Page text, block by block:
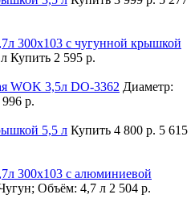
300х103 с чугунной крышкой
Купить 2 595 р.
WOK 3,5л DO-3362 Диаметр:
996 р.
5,5 л Купить 4 800 р. 5 615
300х103 с алюминиевой
Объём: 4,7 л 2 504 р.